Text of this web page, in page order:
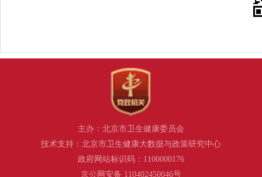
主办：北京市卫生健康委员会
技术支持：北京市卫生健康大数据与政策研究中心
政府网站标识码：1100000176
京公网安备 110402450046号